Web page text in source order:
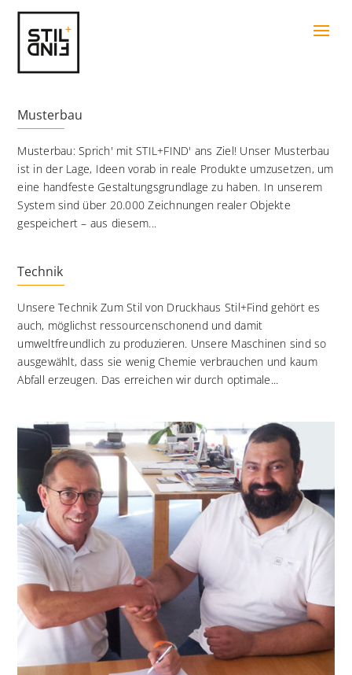
Musterbau
Musterbau: Sprich' mit STIL+FIND' ans Ziel! Unser Musterbau
ist in der Lage, Ideen vorab in reale Produkte umzusetzen, um
eine handfeste Gestaltungsgrundlage zu haben. In unserem
System sind über 20.000 Zeichnungen realer Objekte
gespeichert – aus diesem...
Technik
Unsere Technik Zum Stil von Druckhaus Stil+Find gehört es
auch, möglichst ressourcenschonend und damit
umweltfreundlich zu produzieren. Unsere Maschinen sind so
ausgewählt, dass sie wenig Chemie verbrauchen und kaum
Abfall erzeugen. Das erreichen wir durch optimale...